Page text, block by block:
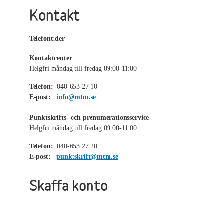
Kontakt
Telefontider
Kontaktcenter
Helgfri måndag till fredag 09:00-11:00
Telefon: 040-653 27 10
E-post:
info@mtm.se
Punktskrifts- och prenumerationsservice
Helgfri måndag till fredag 09:00-11:00
Telefon: 040-653 27 20
E-post:
punktskrift@mtm.se
Skaffa konto